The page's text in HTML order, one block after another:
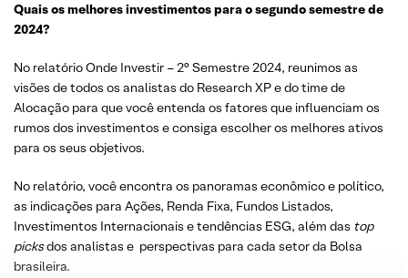
Quais os melhores investimentos para o segundo semestre de
2024?
No relatório Onde Investir – 2° Semestre 2024, reunimos as
visões de todos os analistas do Research XP e do time de
Alocação para que você entenda os fatores que influenciam os
rumos dos investimentos e consiga escolher os melhores ativos
para os seus objetivos.
No relatório, você encontra os panoramas econômico e político,
as indicações para Ações, Renda Fixa, Fundos Listados,
Investimentos Internacionais e tendências ESG, além das top
picksdos analistas e perspectivas para cada setor da Bolsa
brasileira.